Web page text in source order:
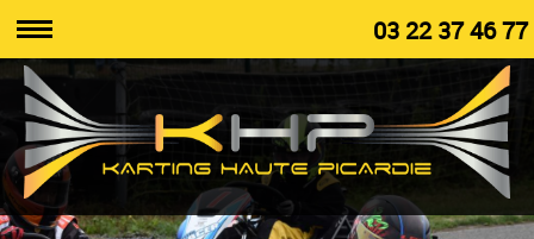
03 22 37 46 77